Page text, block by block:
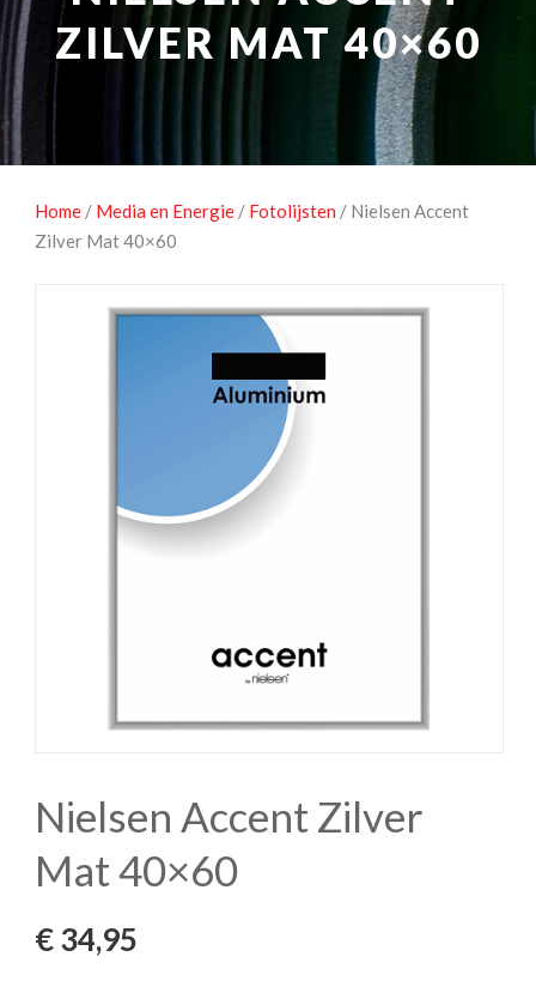
STUDIOFOTOGRAFIE OCCASIONS
ZILVER MAT 40×60
Home / Media en Energie / Fotolijsten / Nielsen Accent
Zilver Mat 40×60
Nielsen Accent Zilver
Mat 40×60
€34,95